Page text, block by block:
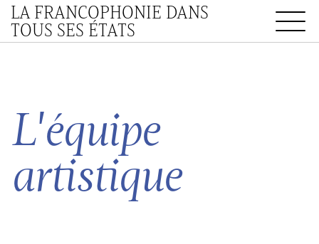
LA FRANCOPHONIE DANS
TOUS SES ÉTATS
L'équipe
artistique